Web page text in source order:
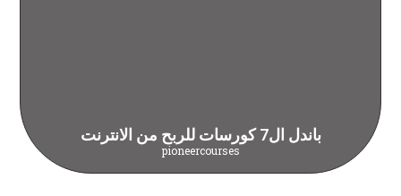
باندل ال7 كورسات للربح من الانترنت
pioneercourses